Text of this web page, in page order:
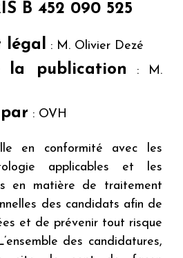
B 452 090 525
légal : M. Olivier Dezé
la publication : M.
: OVH
en conformité avec les
applicables et les
en matière de traitement
des candidats afin de
et de prévenir tout risque
des candidatures,